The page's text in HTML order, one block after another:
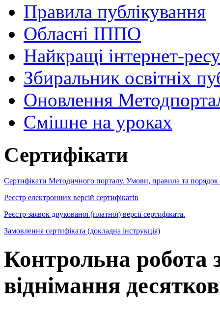
Правила публікування
Обласні ІППО
Найкращі інтернет-
Збиральник освітніх
Оновлення
Cмішне на уроках
Сертифікати
Сертифікати Методичного порталу. Умови, правила та порядок
Реєстр електронних версій сертифікатів
Реєстр заявок друкованої (платної) версії сертифіката.
Замовлення сертифіката (докладна інструкція)
Контрольна робота
віднімання